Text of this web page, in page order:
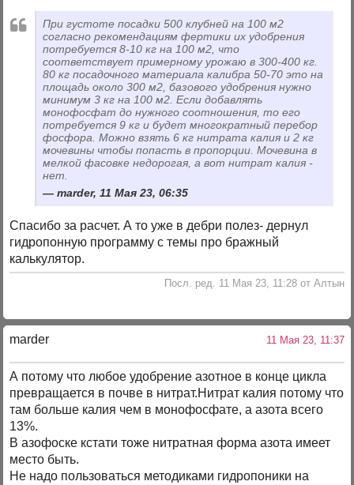
При густоте посадки 500 клубней на 100 м2
согласно рекомендациям фертики их удобрения
потребуется 8-10 кг на 100 м2, что
соответствует примерному урожаю в 300-400 кг.
80 кг посадочного материала калибра 50-70 это на
площадь около 300 м2, базового удобрения нужно
минимум 3 кг на 100 м2. Если добавлять
монофосфат до нужного соотношения, то его
потребуется 9 кг и будет многократный перебор
фосфора. Можно взять 6 кг нитрата калия и 2 кг
мочевины чтобы попасть в пропорции. Мочевина в
мелкой фасовке недорогая, а вот нитрат калия -
нет.
marder, 11 Мая 23, 06:35
Спасибо за расчет. А то уже в дебри полез- дернул
гидропонную программу с темы про бражный
калькулятор.
Посл. ред. 11 Мая 23, 11:28 от Алтын
marder 11 Мая 23, 11:37
А потому что любое удобрение азотное в конце цикла
превращается в почве в нитрат.Нитрат калия потому что
там больше калия чем в монофосфате, а азота всего
13%.
В азофоске кстати тоже нитратная форма азота имеет
место быть.
Не надо пользоваться методиками гидропоники на